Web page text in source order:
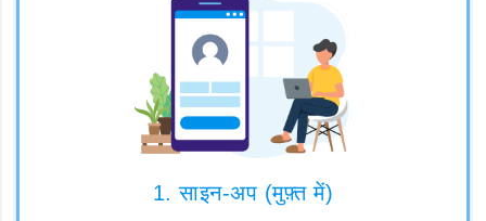
1. साइन-अप (मुफ़्त में)